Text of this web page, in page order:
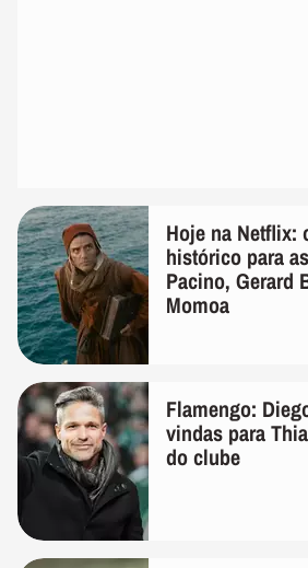
Hoje na Netflix:
histórico para
Pacino, Gerard
Momoa
Flamengo:
vindas para
do clube